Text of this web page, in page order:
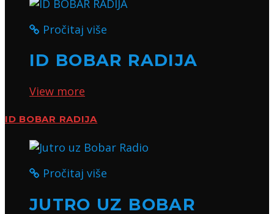
Pročitaj više
ID BOBAR RADIJA
View more
ID BOBAR RADIJA
Pročitaj više
JUTRO UZ BOBAR